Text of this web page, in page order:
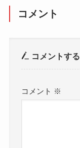
コメント
コメントする
コメント ※